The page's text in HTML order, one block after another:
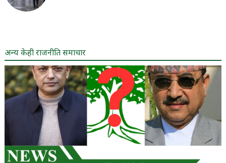
अन्य केही राजनीति समाचार